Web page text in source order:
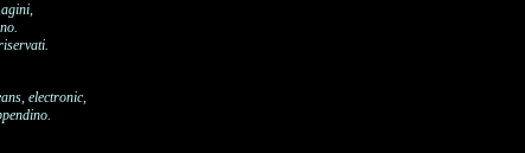
electronic,